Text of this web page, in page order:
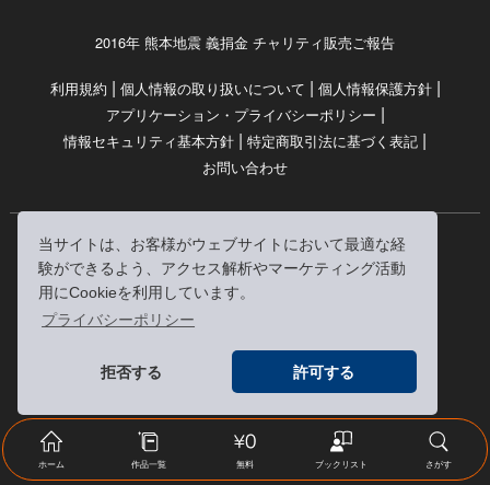
当サイトは、お客様がウェブサイトにおいて最適な経
験ができるよう、アクセス解析やマーケティング活動
用にCookieを利用しています。
プライバシーポリシー
拒否する 許可する
2016年 熊本地震 義捐金 チャリティ販売ご報告
利用規約 | 個人情報の取り扱いについて | 個人情報保護方針|
アプリケーション・プライバシーポリシー |
情報セキュリティ基本方針 | 特定商取引法に基づく表記 |
お問い合わせ
© RRJ Inc.
（kikubon/キクボン/きく本/きくほん/キクホン）は
株式会社RRJの登録商標です。
ホーム 作品一覧 無料 ブックリスト さがす